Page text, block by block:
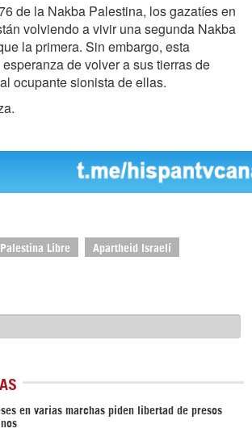
de la Nakba Palestina, los gazatíes en
volviendo a vivir una segunda Nakba
la primera. Sin embargo, esta
de volver a sus tierras de
ocupante sionista de ellas.
Palestina Libre Apartheid Israelí
en varias marchas piden libertad de presos